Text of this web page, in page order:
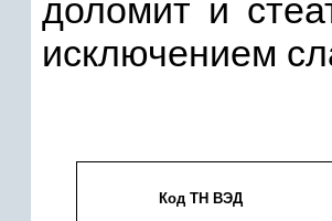
доломит и
исключением
Код ТН ВЭД